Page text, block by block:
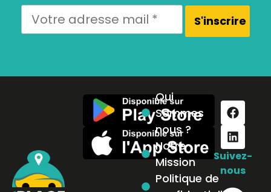
Qui
Sommes
nous ?
Notre
Mission
Politique de
Suivez-
nous